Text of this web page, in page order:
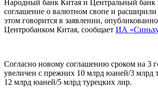
Народный банк Китая и Центральный
соглашение о валютном свопе и
этом говорится в заявлении,
Центробанком Китая, сообщает ИА
Согласно новому соглашению сроком на 3
увеличен с прежних 10 млрд юаней/3 млрд
12 млрд юаней/5 млрд турецких лир.